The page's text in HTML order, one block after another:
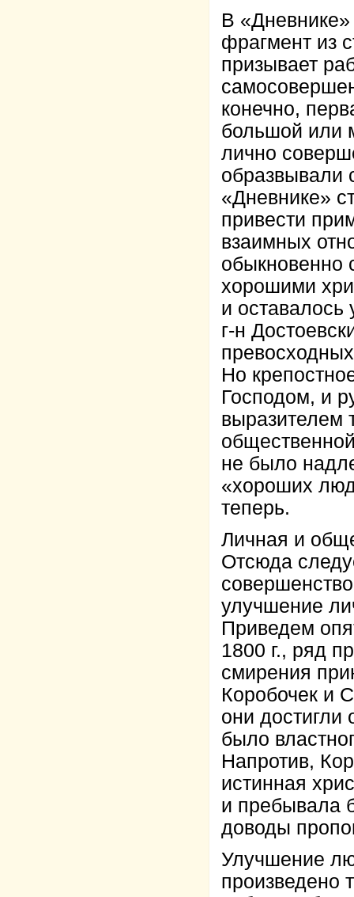
В «Дневнике»
фрагмент из
призывает
конечно,
большой или
лично
образвывали
«Дневнике»
привести
взаимных
обыкновенно
хорошими
и оставалось
г-н
Но
Господом, и
выразителем
не было
«хороших
теперь.
Личная и
Отсюда
улучшение
Приведем
1800 г., ряд
смирения
Коробочек и
они достигли
было
Напротив,
истинная
и пребывала
доводы
Улучшение
произведено